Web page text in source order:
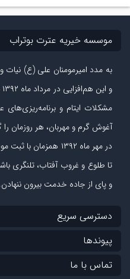
موسسه خیریه عترت بوتراب
به مدد امیرمومنان علی (ع)
مشکلات ایتام و برنامه‌ریزی‏‌های
آغوش گرم و مهربان، هر روزمان
در مهر ماه ۱۳۹۲ همزمان با ثبت
تا طلوع و غروب آفتاب، تلنگری
و پای از جاده‏ خدمت بیرون ننهادن.
دسترسی سریع
پیوندها
تماس با ما